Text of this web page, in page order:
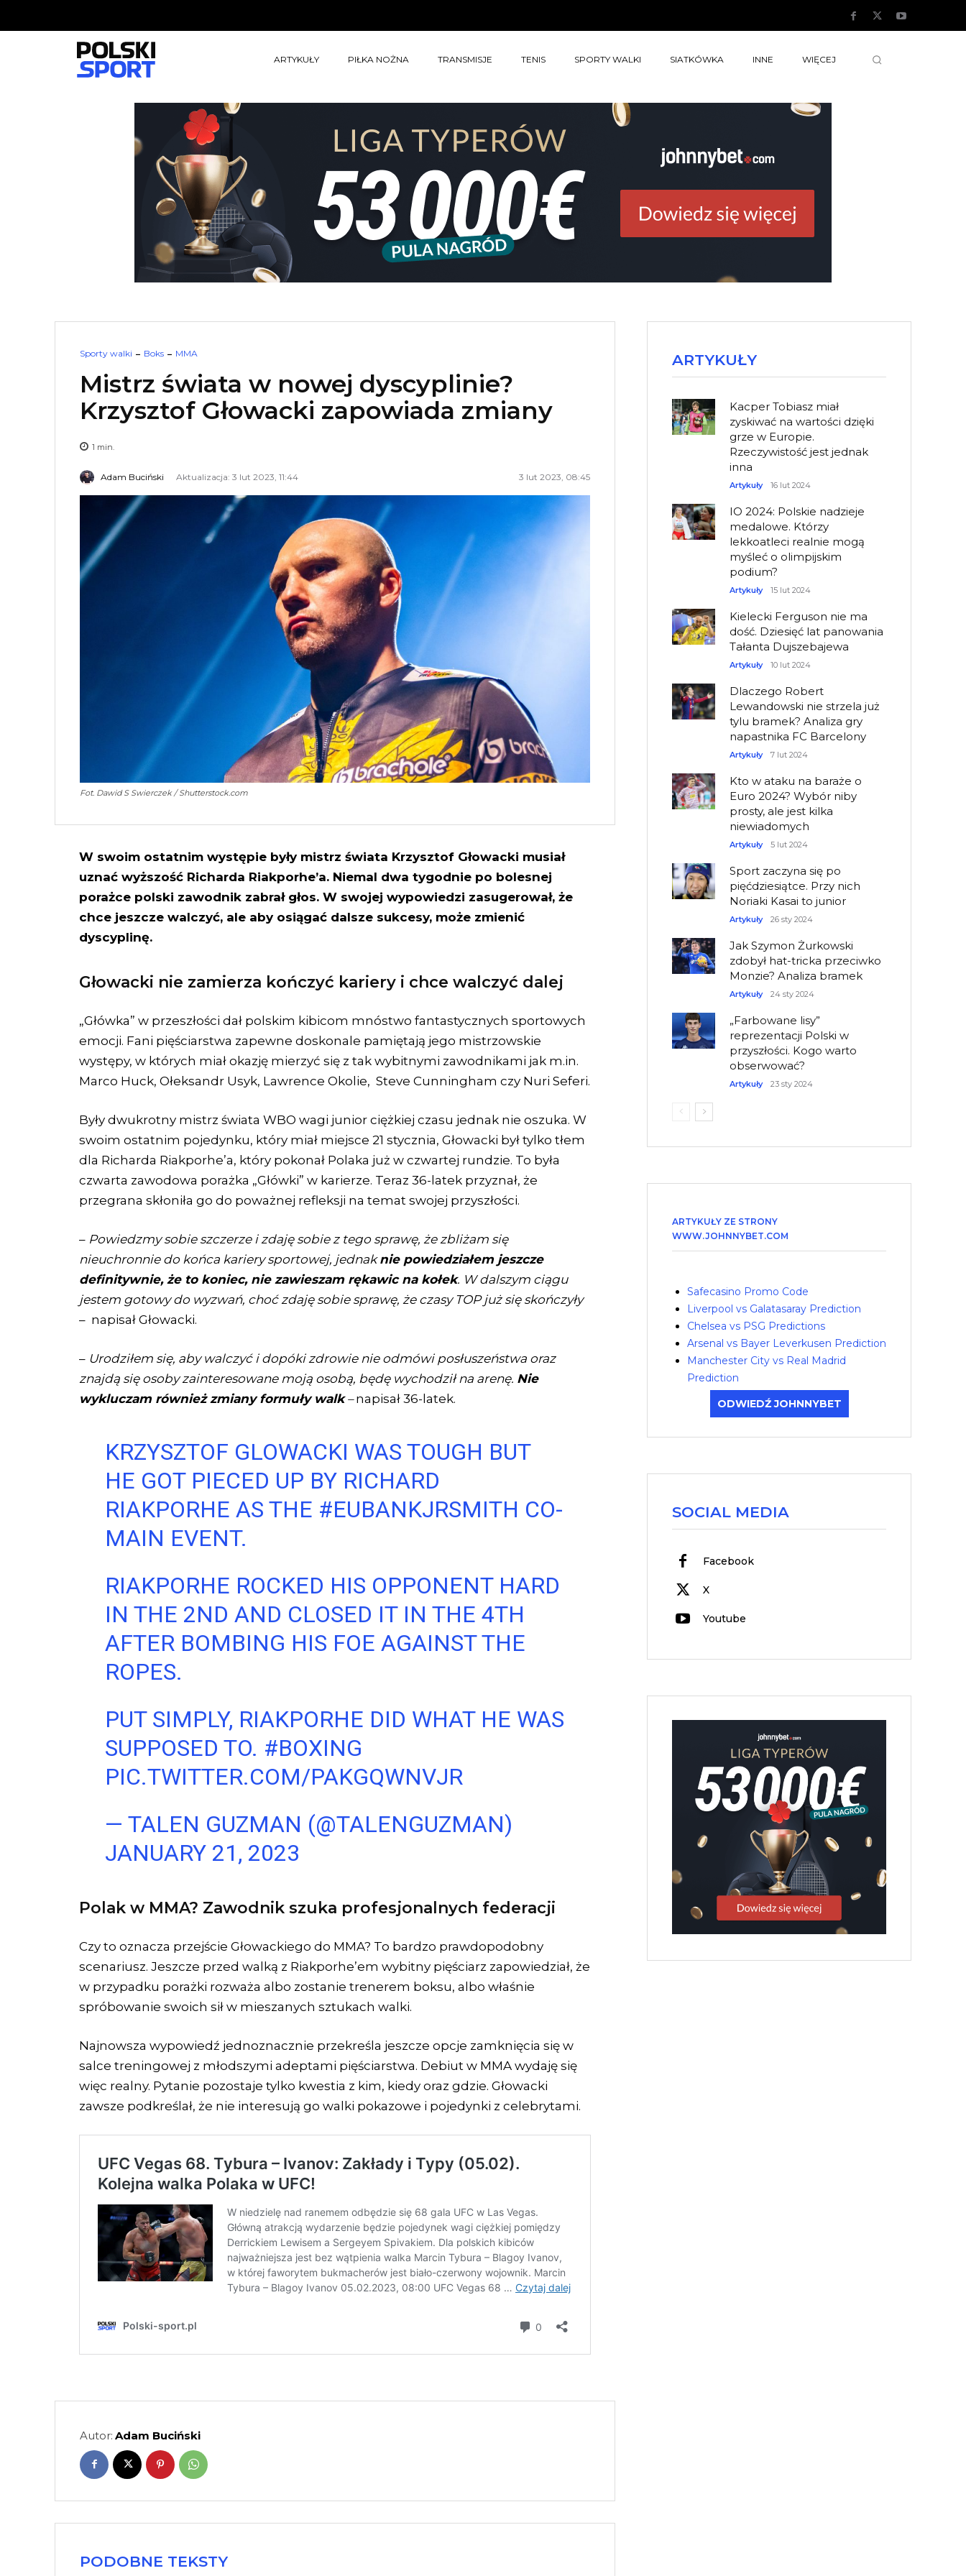
ARTYKUŁY PIŁKA NOŻNA TRANSMISJE TENIS SPORTY WALKI SIATKÓWKA INNE WIĘCEJ
Sporty walki Boks MMA
Mistrz świata w nowej dyscyplinie?
Krzysztof Głowacki zapowiada zmiany
1 min.
Adam Buciński Aktualizacja: 3 lut 2023, 11:44 3 lut 2023, 08:45
Fot. Dawid S Swierczek / Shutterstock.com
W swoim ostatnim występie były mistrz świata Krzysztof Głowacki musiał
uznać wyższość Richarda Riakporhe’a. Niemal dwa tygodnie po bolesnej
porażce polski zawodnik zabrał głos. W swojej wypowiedzi zasugerował, że
chce jeszcze walczyć, ale aby osiągać dalsze sukcesy, może zmienić
dyscyplinę.
Głowacki nie zamierza kończyć kariery i chce walczyć dalej
„Główka” w przeszłości dał polskim kibicom mnóstwo fantastycznych sportowych
emocji. Fani pięściarstwa zapewne doskonale pamiętają jego mistrzowskie
występy, w których miał okazję mierzyć się z tak wybitnymi zawodnikami jak m.in.
Marco Huck, Ołeksandr Usyk, Lawrence Okolie, Steve Cunningham czy Nuri Seferi.
Były dwukrotny mistrz świata WBO wagi junior ciężkiej czasu jednak nie oszuka. W
swoim ostatnim pojedynku, który miał miejsce 21 stycznia, Głowacki był tylko tłem
dla Richarda Riakporhe’a, który pokonał Polaka już w czwartej rundzie. To była
czwarta zawodowa porażka „Główki” w karierze. Teraz 36-latek przyznał, że
przegrana skłoniła go do poważnej refleksji na temat swojej przyszłości.
– Powiedzmy sobie szczerze i zdaję sobie z tego sprawę, że zbliżam się
nieuchronnie do końca kariery sportowej, jednaknie powiedziałem jeszcze
definitywnie, że to koniec, nie zawieszam rękawic na kołek. W dalszym ciągu
jestem gotowy do wyzwań, choć zdaję sobie sprawę, że czasy TOP już się skończyły
– napisał Głowacki.
– Urodziłem się, aby walczyć i dopóki zdrowie nie odmówi posłuszeństwa oraz
znajdą się osoby zainteresowane moją osobą, będę wychodził na arenę. Nie
wykluczam również zmiany formuły walk–napisał 36-latek.
KRZYSZTOF GLOWACKI WAS TOUGH BUT
HE GOT PIECED UP BY RICHARD
RIAKPORHE AS THE #EUBANKJRSMITH CO-
MAIN EVENT.
RIAKPORHE ROCKED HIS OPPONENT HARD
IN THE 2ND AND CLOSED IT IN THE 4TH
AFTER BOMBING HIS FOE AGAINST THE
ROPES.
PUT SIMPLY, RIAKPORHE DID WHAT HE WAS
SUPPOSED TO. #BOXING
PIC.TWITTER.COM/PAKGQWNVJR
— TALEN GUZMAN (@TALENGUZMAN)
JANUARY 21, 2023
Polak w MMA? Zawodnik szuka profesjonalnych federacji
Czy to oznacza przejście Głowackiego do MMA? To bardzo prawdopodobny
scenariusz. Jeszcze przed walką z Riakporhe’em wybitny pięściarz zapowiedział, że
w przypadku porażki rozważa albo zostanie trenerem boksu, albo właśnie
spróbowanie swoich sił w mieszanych sztukach walki.
Najnowsza wypowiedź jednoznacznie przekreśla jeszcze opcje zamknięcia się w
salce treningowej z młodszymi adeptami pięściarstwa. Debiut w MMA wydaję się
więc realny. Pytanie pozostaje tylko kwestia z kim, kiedy oraz gdzie. Głowacki
zawsze podkreślał, że nie interesują go walki pokazowe i pojedynki z celebrytami.
Autor: Adam Buciński
PODOBNE TEKSTY
ARTYKUŁY
Kacper Tobiasz miał
zyskiwać na wartości dzięki
grze w Europie.
Rzeczywistość jest jednak
inna
Artykuły 16 lut 2024
IO 2024: Polskie nadzieje
medalowe. Którzy
lekkoatleci realnie mogą
myśleć o olimpijskim
podium?
Artykuły 15 lut 2024
Kielecki Ferguson nie ma
dość. Dziesięć lat panowania
Tałanta Dujszebajewa
Artykuły 10 lut 2024
Dlaczego Robert
Lewandowski nie strzela już
tylu bramek? Analiza gry
napastnika FC Barcelony
Artykuły 7 lut 2024
Kto w ataku na baraże o
Euro 2024? Wybór niby
prosty, ale jest kilka
niewiadomych
Artykuły 5 lut 2024
Sport zaczyna się po
pięćdziesiątce. Przy nich
Noriaki Kasai to junior
Artykuły 26 sty 2024
Jak Szymon Żurkowski
zdobył hat-tricka przeciwko
Monzie? Analiza bramek
Artykuły 24 sty 2024
„Farbowane lisy”
reprezentacji Polski w
przyszłości. Kogo warto
obserwować?
Artykuły 23 sty 2024
ARTYKUŁY ZE STRONY
WWW.JOHNNYBET.COM
Safecasino Promo Code
Liverpool vs Galatasaray Prediction
Chelsea vs PSG Predictions
Arsenal vs Bayer Leverkusen Prediction
Manchester City vs Real Madrid
Prediction
ODWIEDŹ JOHNNYBET
SOCIAL MEDIA
Facebook
X
Youtube